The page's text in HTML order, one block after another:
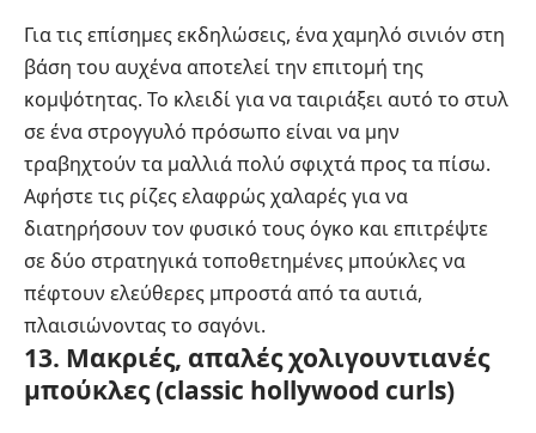
Για τις επίσημες εκδηλώσεις, ένα χαμηλό σινιόν στη
βάση του αυχένα αποτελεί την επιτομή της
κομψότητας. Το κλειδί για να ταιριάξει αυτό το στυλ
σε ένα στρογγυλό πρόσωπο είναι να μην
τραβηχτούν τα μαλλιά πολύ σφιχτά προς τα πίσω.
Αφήστε τις ρίζες ελαφρώς χαλαρές για να
διατηρήσουν τον φυσικό τους όγκο και επιτρέψτε
σε δύο στρατηγικά τοποθετημένες μπούκλες να
πέφτουν ελεύθερες μπροστά από τα αυτιά,
πλαισιώνοντας το σαγόνι.
13. Μακριές, απαλές χολιγουντιανές
μπούκλες (classic hollywood curls)